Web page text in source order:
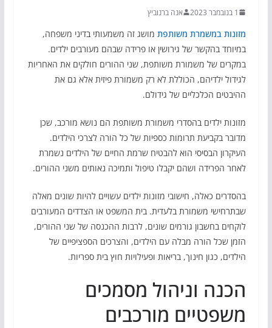
1 בנובמבר 2023 אנה ברנוביץ
מזונות במשמרת משותפתמושג זה משמעותי בדיני משפחה,
במיוחד בהקשר של גירושין או פרידה שבהם מעורבים ילדים.
במקרים של משמורת משותפת, שני ההורים חולקים את האחריות
לגידול ילדיהם, הכוללת לא רק משמורת פיזית אלא גם את
ההיבטים הכלכליים של גידולם.
מזונות ילדים בהסדרי משמורת משותפת הם נושא מורכב, שכן
מדובר בקביעת תרומות כספיות של כל הורה לצרכי הילדים.
העיקרון הבסיסי הוא להבטיח שרמת החיים של הילדים נשמרת
לאחר הפרידה ושהם יקבלו טיפול ותמיכה נאותים משני ההורים.
בהסדרים כאלה, חישובי מזונות ילדים עשויים להיות שונים מאלה
שבתרחישי משמורת בלעדית. בית המשפט או הצדדים המעורבים
לוקחים בחשבון גורמים שונים, לרבות ההכנסה של שני ההורים,
הזמן שכל הורה מבלה עם הילדים, והצרכים הספציפיים של
הילדים, כגון חינוך, בריאות ופעילויות חוץ בית ספריות.
הכנה וניהול מסמכים
משפטיים מורכבים